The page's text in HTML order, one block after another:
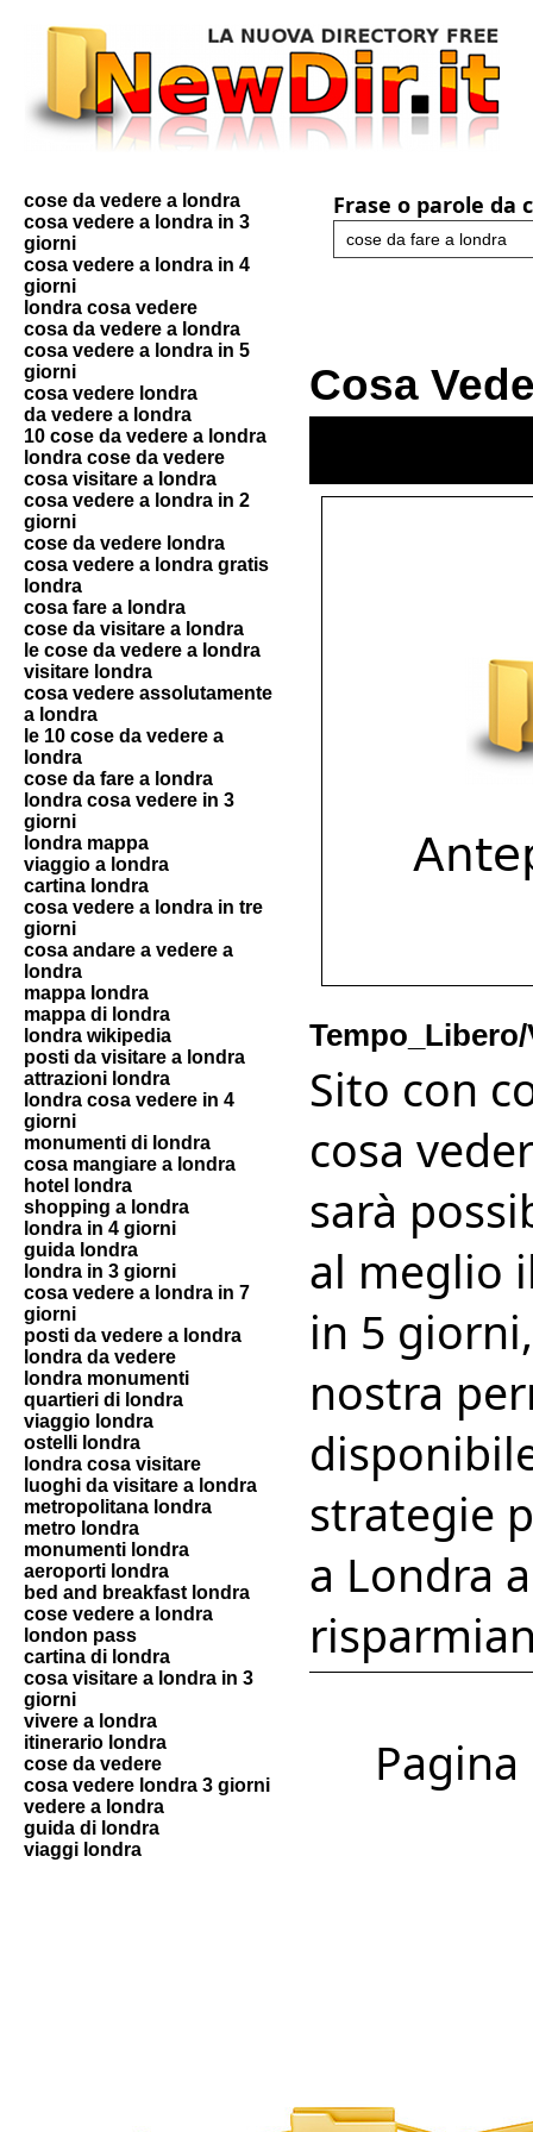
cose da vedere a londra
cosa vedere a londra in 3
giorni
cosa vedere a londra in 4
giorni
londra cosa vedere
cosa da vedere a londra
cosa vedere a londra in 5
giorni
cosa vedere londra
da vedere a londra
10 cose da vedere a londra
londra cose da vedere
cosa visitare a londra
cosa vedere a londra in 2
giorni
cose da vedere londra
cosa vedere a londra gratis
londra
cosa fare a londra
cose da visitare a londra
le cose da vedere a londra
visitare londra
cosa vedere assolutamente
a londra
le 10 cose da vedere a
londra
cose da fare a londra
londra cosa vedere in 3
giorni
londra mappa
viaggio a londra
cartina londra
cosa vedere a londra in tre
giorni
cosa andare a vedere a
londra
mappa londra
mappa di londra
londra wikipedia
posti da visitare a londra
attrazioni londra
londra cosa vedere in 4
giorni
monumenti di londra
cosa mangiare a londra
hotel londra
shopping a londra
londra in 4 giorni
guida londra
londra in 3 giorni
cosa vedere a londra in 7
giorni
posti da vedere a londra
londra da vedere
londra monumenti
quartieri di londra
viaggio londra
ostelli londra
londra cosa visitare
luoghi da visitare a londra
metropolitana londra
metro londra
monumenti londra
aeroporti londra
bed and breakfast londra
cose vedere a londra
london pass
cartina di londra
cosa visitare a londra in 3
giorni
vivere a londra
itinerario londra
cose da vedere
cosa vedere londra 3 giorni
vedere a londra
guida di londra
viaggi londra
Frase o parole da
Cosa
Sito con
cosa
sarà
al meglio
in 5
nostra
strategie
a Londra